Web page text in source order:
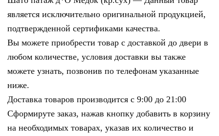
является исключительно оригинальной продукцией,
подтвержденной сертификами качества.
Вы можете приобрести товар с доставкой до двери в
любом количестве, условия доставки вы также
можете узнать, позвонив по телефонам указанные
ниже.
Доставка товаров производится с 9:00 до 21:00
Сформируте заказ, нажав кнопку добавить в корзину
на необходимых товарах, указав их количество и